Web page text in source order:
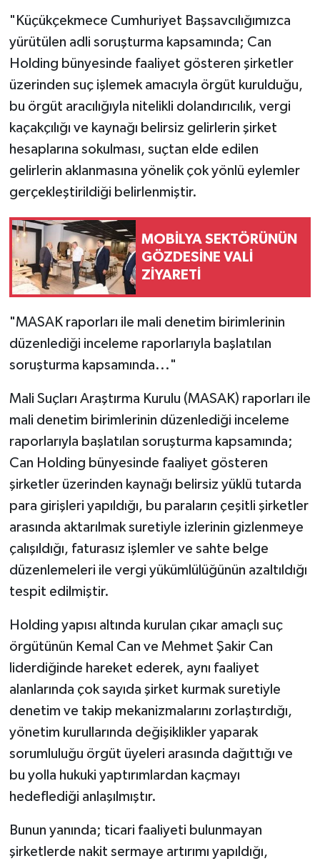
"Küçükçekmece Cumhuriyet Başsavcılığımızca
yürütülen adli soruşturma kapsamında; Can
Holding bünyesinde faaliyet gösteren şirketler
üzerinden suç işlemek amacıyla örgüt kurulduğu,
bu örgüt aracılığıyla nitelikli dolandırıcılık, vergi
kaçakçılığı ve kaynağı belirsiz gelirlerin şirket
hesaplarına sokulması, suçtan elde edilen
gelirlerin aklanmasına yönelik çok yönlü eylemler
gerçekleştirildiği belirlenmiştir.
MOBİLYA SEKTÖRÜNÜN
GÖZDESİNE VALİ
ZİYARETİ
"MASAK raporları ile mali denetim birimlerinin
düzenlediği inceleme raporlarıyla başlatılan
soruşturma kapsamında..."
Mali Suçları Araştırma Kurulu (MASAK) raporları ile
mali denetim birimlerinin düzenlediği inceleme
raporlarıyla başlatılan soruşturma kapsamında;
Can Holding bünyesinde faaliyet gösteren
şirketler üzerinden kaynağı belirsiz yüklü tutarda
para girişleri yapıldığı, bu paraların çeşitli şirketler
arasında aktarılmak suretiyle izlerinin gizlenmeye
çalışıldığı, faturasız işlemler ve sahte belge
düzenlemeleri ile vergi yükümlülüğünün azaltıldığı
tespit edilmiştir.
Holding yapısı altında kurulan çıkar amaçlı suç
örgütünün Kemal Can ve Mehmet Şakir Can
liderdiğinde hareket ederek, aynı faaliyet
alanlarında çok sayıda şirket kurmak suretiyle
denetim ve takip mekanizmalarını zorlaştırdığı,
yönetim kurullarında değişiklikler yaparak
sorumluluğu örgüt üyeleri arasında dağıttığı ve
bu yolla hukuki yaptırımlardan kaçmayı
hedeflediği anlaşılmıştır.
Bunun yanında; ticari faaliyeti bulunmayan
şirketlerde nakit sermaye artırımı yapıldığı,